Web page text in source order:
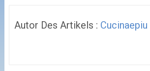
Autor Des Artikels : Cucinaepiu